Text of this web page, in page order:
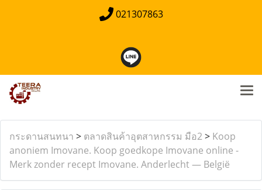
021307863
กระดานสนทนา > ตลาดสินค้าอุตสาหกรรม มือ2> Koop
anoniem Imovane. Koop goedkope Imovane online -
Merk zonder recept Imovane. Anderlecht — België